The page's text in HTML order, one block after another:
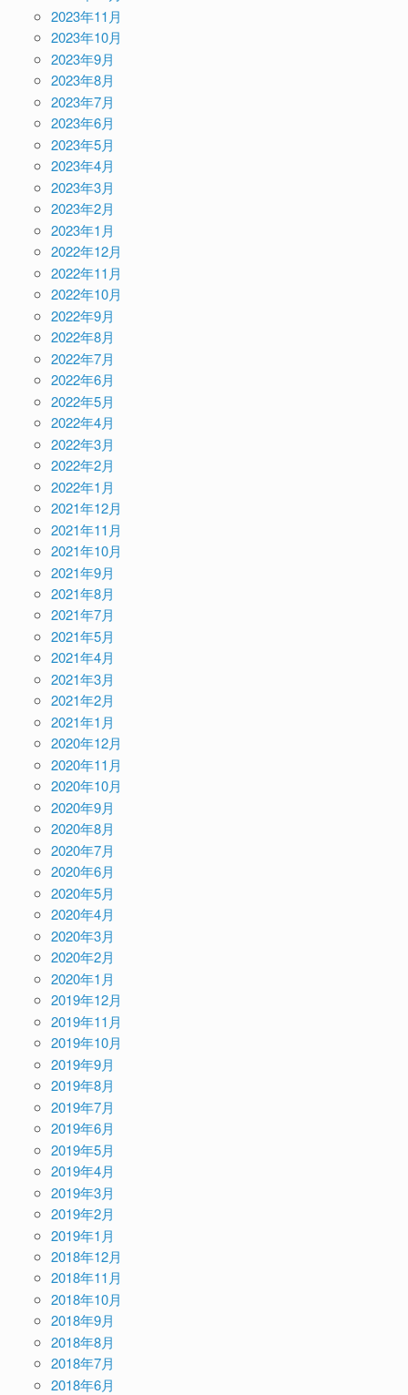
2023年11月
2023年10月
2023年9月
2023年8月
2023年7月
2023年6月
2023年5月
2023年4月
2023年3月
2023年2月
2023年1月
2022年12月
2022年11月
2022年10月
2022年9月
2022年8月
2022年7月
2022年6月
2022年5月
2022年4月
2022年3月
2022年2月
2022年1月
2021年12月
2021年11月
2021年10月
2021年9月
2021年8月
2021年7月
2021年5月
2021年4月
2021年3月
2021年2月
2021年1月
2020年12月
2020年11月
2020年10月
2020年9月
2020年8月
2020年7月
2020年6月
2020年5月
2020年4月
2020年3月
2020年2月
2020年1月
2019年12月
2019年11月
2019年10月
2019年9月
2019年8月
2019年7月
2019年6月
2019年5月
2019年4月
2019年3月
2019年2月
2019年1月
2018年12月
2018年11月
2018年10月
2018年9月
2018年8月
2018年7月
2018年6月